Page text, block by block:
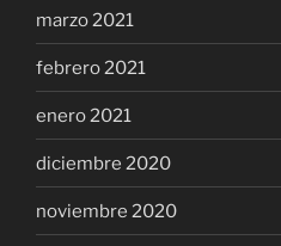
marzo 2021
febrero 2021
enero 2021
diciembre 2020
noviembre 2020